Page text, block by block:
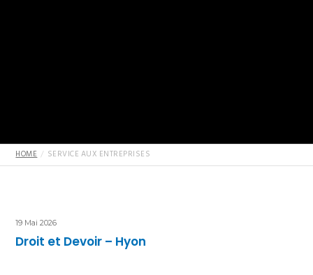
HOME SERVICE AUX ENTREPRISES
19 Mai 2026
Droit et Devoir – Hyon